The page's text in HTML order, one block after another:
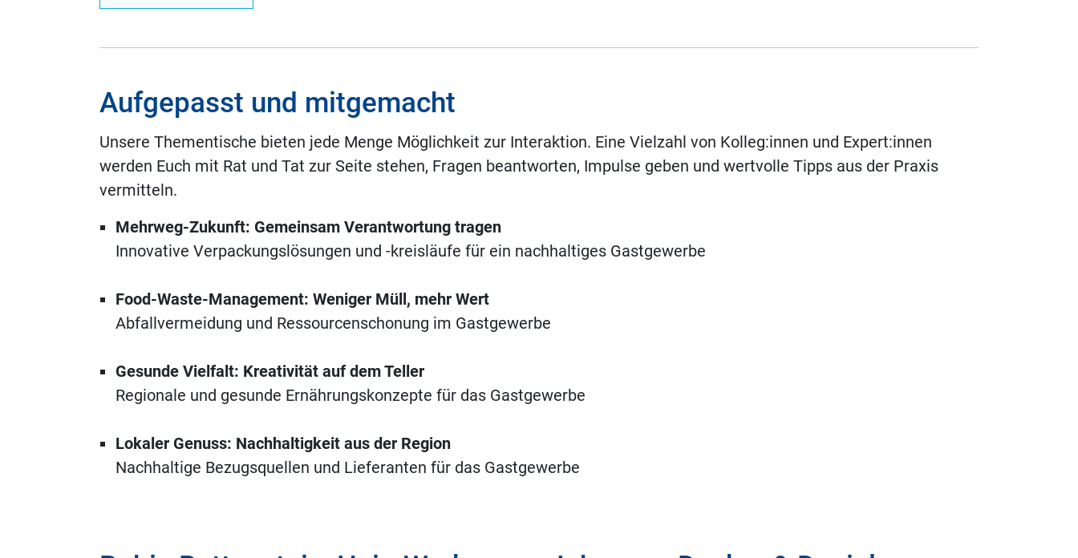
Aufgepasst und mitgemacht
Unsere Thementische bieten jede Menge Möglichkeit zur Interaktion. Eine Vielzahl von Kolleg:innen und Expert:innen
werden Euch mit Rat und Tat zur Seite stehen, Fragen beantworten, Impulse geben und wertvolle Tipps aus der Praxis
vermitteln.
Mehrweg-Zukunft: Gemeinsam Verantwortung tragen
Innovative Verpackungslösungen und -kreisläufe für ein nachhaltiges Gastgewerbe
Food-Waste-Management: Weniger Müll, mehr Wert
Abfallvermeidung und Ressourcenschonung im Gastgewerbe
Gesunde Vielfalt: Kreativität auf dem Teller
Regionale und gesunde Ernährungskonzepte für das Gastgewerbe
Lokaler Genuss: Nachhaltigkeit aus der Region
Nachhaltige Bezugsquellen und Lieferanten für das Gastgewerbe